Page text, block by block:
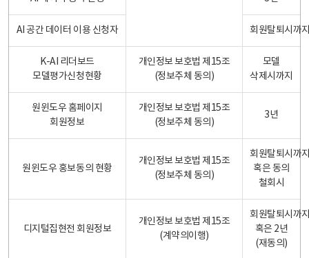
AI 공간 데이터 이용 신청자 회원탈퇴시까
K-AI 리더보드
모델평가신청현황
개인정보 보호법 제15조
(정보주체 동의)
모델
삭제시까지
원윈도우 홈페이지
회원정보
개인정보 보호법 제15조
(정보주체 동의)
3년
원윈도우 홍보동의 현황
개인정보 보호법 제15조
(정보주체 동의)
회원탈퇴시까
혹은 동의
철회시
디지털집현전 회원정보
개인정보 보호법 제15조
(계약의이행)
회원탈퇴시까
혹은 2년
(재동의)